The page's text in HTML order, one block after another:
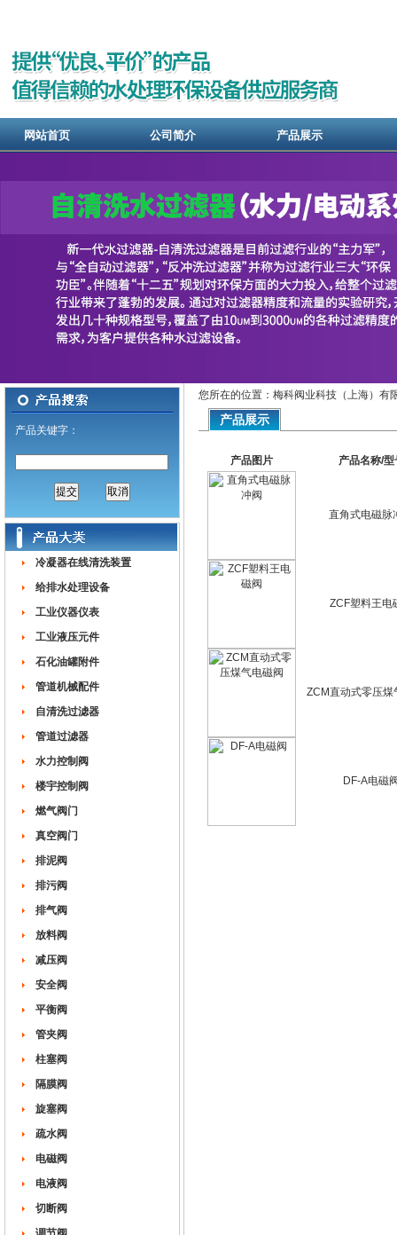
网站首页 公司简介 产品展示
产品关键字：
冷凝器在线清洗装置
给排水处理设备
工业仪器仪表
工业液压元件
石化油罐附件
管道机械配件
自清洗过滤器
管道过滤器
水力控制阀
楼宇控制阀
燃气阀门
真空阀门
排泥阀
排污阀
排气阀
放料阀
减压阀
安全阀
平衡阀
管夹阀
柱塞阀
隔膜阀
旋塞阀
疏水阀
电磁阀
电液阀
切断阀
您所在的位置：梅科阀业科技（上海）有
产品展示
产品图片 产品名称/型
直角式电磁脉
ZCF塑料王电
ZCM直动式零压煤
DF-A电磁